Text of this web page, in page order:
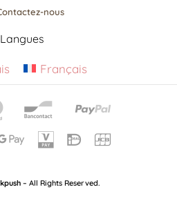
nous
Langues
Français
kpush – All Rights Reserved.